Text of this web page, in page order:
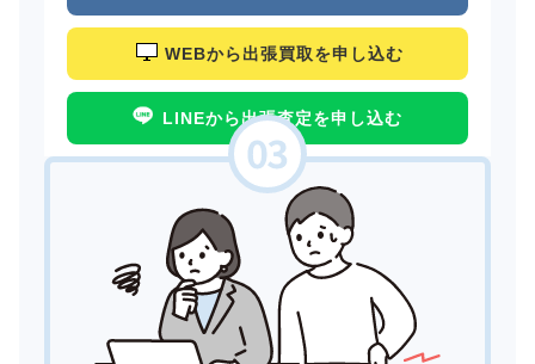
WEBから出張買取を申し込む
LINEから出張査定を申し込む